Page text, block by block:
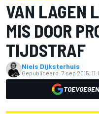
VAN LAGEN
MIS DOOR
TIJDSTRAF
Niels Dijksterhuis
Gepubliceerd: 7 sep 2015,